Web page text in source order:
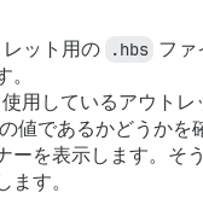
ット用の .hbs ファ
。
用しているアウトレ
の値であるかどうかを
ーを表示します。そ
ます。